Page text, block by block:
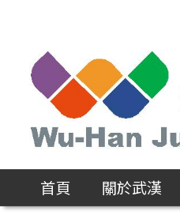
區
首頁 關於武漢